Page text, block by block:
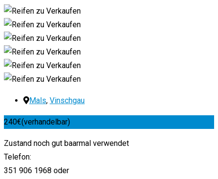
Mals, Vinschgau
240€(verhandelbar)
Zustand noch gut baarmal verwendet
Telefon:
351 906 1968 oder